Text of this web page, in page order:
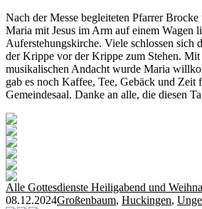
Nach der Messe begleiteten Pfarrer
Maria mit Jesus im Arm auf einem Wagen
Auferstehungskirche. Viele schlossen sich
der Krippe vor der Krippe zum Stehen. Mit
musikalischen Andacht wurde Maria
gab es noch Kaffee, Tee, Gebäck und Zeit
Gemeindesaal. Danke an alle, die diesen
Alle Gottesdienste Heiligabend und
08.12.2024Großenbaum, Huckingen,